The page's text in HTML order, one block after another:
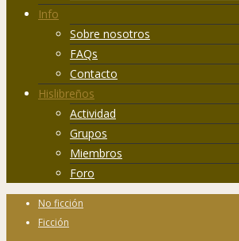
Info
Sobre nosotros
FAQs
Contacto
Hislibreños
Actividad
Grupos
Miembros
Foro
No ficción
Ficción